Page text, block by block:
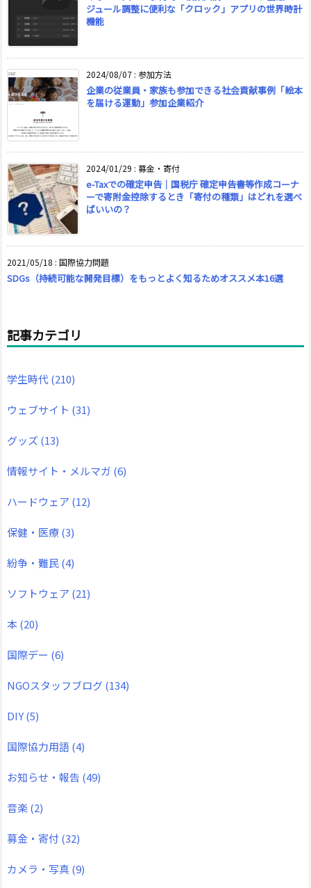
ジュール調整に便利な「クロック」アプリの世界時計
機能
2024/08/07 : 参加方法
企業の従業員・家族も参加できる社会貢献事例「絵本
を届ける運動」参加企業紹介
2024/01/29 : 募金・寄付
e-Taxでの確定申告｜国税庁 確定申告書等作成コーナ
ーで寄附金控除するとき「寄付の種類」はどれを選べ
ばいいの？
2021/05/18 : 国際協力問題
SDGs（持続可能な開発目標）をもっとよく知るためオススメ本16選
記事カテゴリ
学生時代(210)
ウェブサイト (31)
グッズ (13)
情報サイト・メルマガ (6)
ハードウェア (12)
保健・医療(3)
紛争・難民(4)
ソフトウェア (21)
本(20)
国際デー (6)
NGOスタッフブログ(134)
DIY(5)
国際協力用語(4)
お知らせ・報告 (49)
音楽(2)
募金・寄付 (32)
カメラ・写真(9)